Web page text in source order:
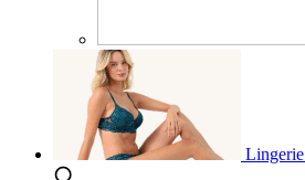
Lingerie